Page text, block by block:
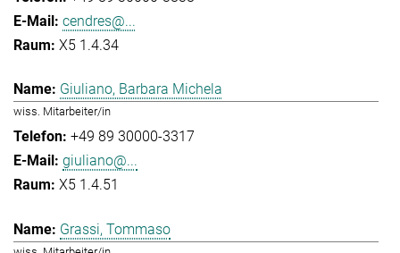
cendres@...
X5 1.4.34
Giuliano, Barbara Michela
wiss. Mitarbeiter/in
+49 89 30000-3317
giuliano@...
X5 1.4.51
Grassi, Tommaso